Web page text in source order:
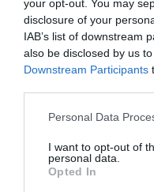
your opt-out. You may
disclosure of your
IAB’s list of downstream
also be disclosed by us
Downstream Participants
Personal Data
I want to opt-out of
personal data.
Opted In
amb una profunda
president de La
reconeixement que
Pertany a totes les
de La Farga al llarg
avui continuen
també als clients,
institucions que han
tots aquests anys".